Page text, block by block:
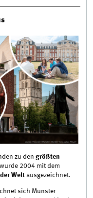
zu dengrößten
2004 mit dem
der Welt ausgezeichnet.
sich Münster